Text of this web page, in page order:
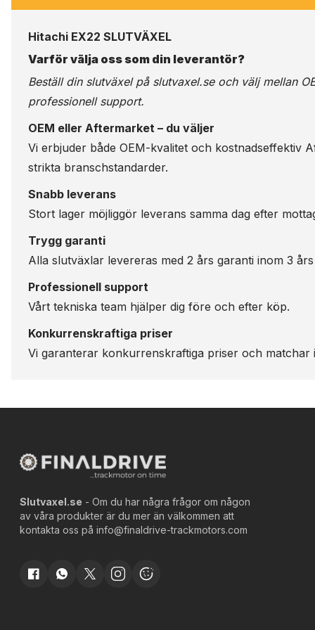
Hitachi EX22 SLUTVÄXEL
Varför välja oss som din leverantör?
Beställ din slutväxel på slutvaxel.seoch välj mellan
professionell support.
OEM eller Aftermarket – du väljer
Vi erbjuder både OEM-kvalitet och kostnadseffektiv
strikta branschstandarder.
Snabb leverans
Stort lager möjliggör leverans samma dag efter
Trygg garanti
Alla slutväxlar levereras med 2 års garanti inom 3
Professionell support
Vårt tekniska team hjälper dig före och efter köp.
Konkurrenskraftiga priser
Vi garanterar konkurrenskraftiga priser och matchar
Slutvaxel.se - Om du har några frågor om någon
av våra produkter är du mer än välkommen att
kontakta oss på info@finaldrive-trackmotors.com